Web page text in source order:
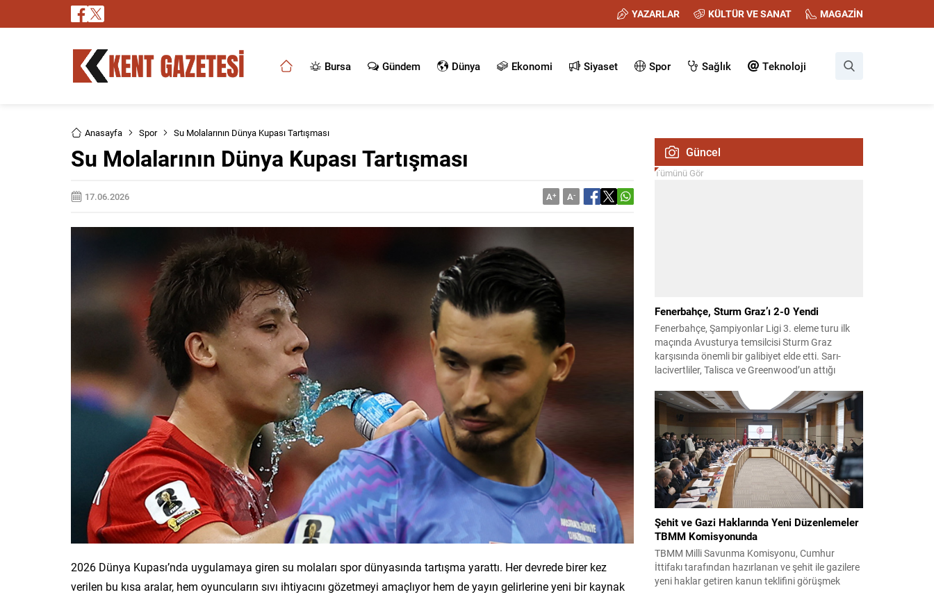
YAZARLAR KÜLTÜR VE SANAT MAGAZİN
Bursa Gündem Dünya Ekonomi Siyaset Spor Sağlık Teknoloji
Anasayfa Spor Su Molalarının Dünya Kupası Tartışması
Su Molalarının Dünya Kupası Tartışması
17.06.2026 A+ A-
2026 Dünya Kupası’nda uygulamaya giren su molaları spor dünyasında tartışma yarattı. Her devrede birer kez
verilen bu kısa aralar, hem oyuncuların sıvı ihtiyacını gözetmeyi amaçlıyor hem de yayın gelirlerine yeni bir kaynak
Güncel
Tümünü Gör
Fenerbahçe, Sturm Graz’ı 2-0 Yendi
Fenerbahçe, Şampiyonlar Ligi 3. eleme turu ilk
maçında Avusturya temsilcisi Sturm Graz
karşısında önemli bir galibiyet elde etti. Sarı-
lacivertliler, Talisca ve Greenwood’un attığı
öncesi avantaj sağladı. Karşılaşma sonrası
takım yönetimi mücadeleyi değerlendirdi ve
gelecek planlarına dair bilgi verdi. Futboldan
sorumlu yönetici Cihan Kamer,...
Şehit ve Gazi Haklarında Yeni Düzenlemeler
TBMM Komisyonunda
TBMM Milli Savunma Komisyonu, Cumhur
İttifakı tarafından hazırlanan ve şehit ile gazilere
yeni haklar getiren kanun teklifini görüşmek